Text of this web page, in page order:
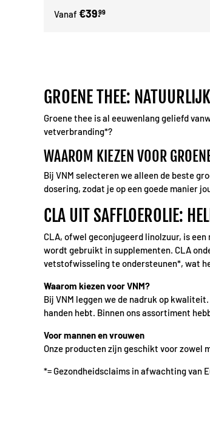
Vanaf €39.99
GROENE THEE:
Groene thee is al eeuwenlang geliefd
vetverbranding*?
WAAROM KIEZEN VOOR
Bij VNM selecteren we alleen de beste
dosering, zodat je op een goede manier
CLA UIT SAFFLOEROLIE:
CLA, ofwel geconjugeerd linolzuur, is
wordt gebruikt in supplementen. CLA
vetstofwisseling te ondersteunen*, wat
Waarom kiezen voor VNM?
Bij VNM leggen we de nadruk op
handen hebt. Binnen ons assortiment
Voor mannen en vrouwen
Onze producten zijn geschikt voor zowel
*= Gezondheidsclaims in afwachting van